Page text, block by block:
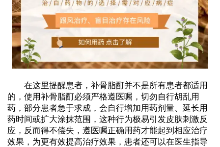
在这里提醒患者，补骨脂酊并不是所有患者都适用
的，使用补骨脂酊必须严格遵医嘱，切勿自行胡乱用
药，部分患者急于求成，会自行增加用药剂量、延长用
药时间或扩大涂抹范围，这种行为极易引发皮肤刺激反
应，反而得不偿失，遵医嘱正确用药才能起到相应治疗
效果，为更有效提高治疗效果，患者还可以在医生指导